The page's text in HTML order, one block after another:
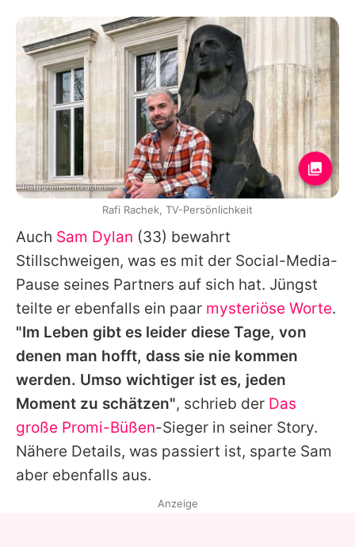
Auch Sam Dylan (33) bewahrt
Stillschweigen, was es mit der Social-Media-
Pause seines Partners auf sich hat. Jüngst
teilte er ebenfalls ein paar mysteriöse Worte.
"Im Leben gibt es leider diese Tage, von
denen man hofft, dass sie nie kommen
werden. Umso wichtiger ist es, jeden
Moment zu schätzen", schrieb der Das
große Promi-Büßen-Sieger in seiner Story.
Nähere Details, was passiert ist, sparte Sam
aber ebenfalls aus.
Instagram / rafirachek
Rafi Rachek, TV-Persönlichkeit
Anzeige